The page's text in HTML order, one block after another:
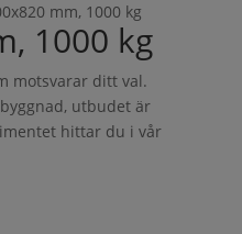
mm, 1000 kg
1000 kg
motsvarar ditt val.
utbudet är
hittar du i vår